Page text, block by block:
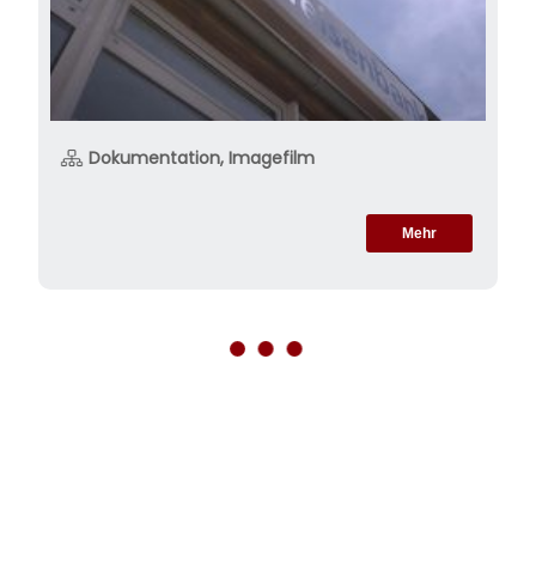
Dokumentation, Imagefilm
Mehr